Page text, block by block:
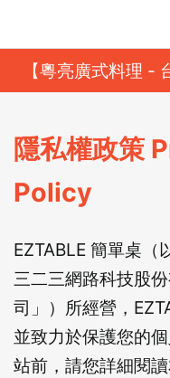
【粵亮廣式料理 -
8 折
隱私權政策
Policy
EZTABLE 簡單桌（
三二三網路科技股
司」）所經營，
並致力於保護您的
站前，請您詳細閱